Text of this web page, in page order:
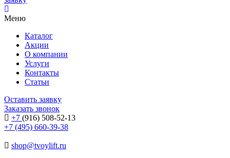
Меню
Каталог
Акции
О компании
Услуги
Контакты
Статьи
Оставить заявку
Заказать звонок
+7 (916) 508-52-13
+7 (495) 660-39-38
shop@tvoylift.ru